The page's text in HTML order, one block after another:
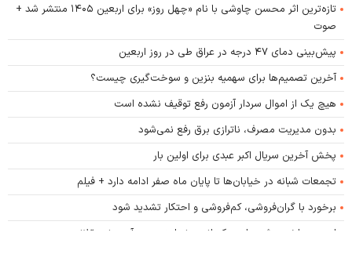
تازه‌ترین اثر محسن چاوشی با نام «چهل روز» برای اربعین ۱۴۰۵ منتشر شد +
صوت
پیش‌بینی دمای ۴۷ درجه در عراق طی در روز اربعین
آخرین تصمیم‌ها برای سهمیه بنزین و سوخت‌گیری چیست؟
هیچ یک از اموال سردار آزمون رفع توقیف نشده است
بدون مدیریت مصرف، ناترازی برق رفع نمی‌شود
پخش آخرین سریال اکبر عبدی برای اولین بار
تجمعات شبانه در خیابان‌ها تا پایان ماه صفر ادامه دارد + فیلم
برخورد با گران‌فروشی، کم‌فروشی و احتکار تشدید شود
ایده‌ی ساخت «شهرهای حکمرانی»، نه امنیت می‌آورد، نه عقلانیت